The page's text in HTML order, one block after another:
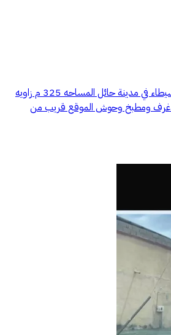
للبيع بيت شعبي في حي الوسيطاء في مدينة حائل المساحه 325 م زاويه
شارعين البيت مكون من 4 غرف ومطبخ وحوش الموقع قريب من